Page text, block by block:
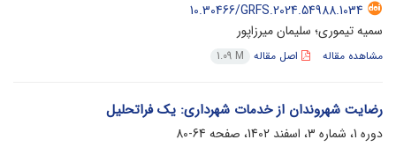
10.30466/GRFS.2024.54988.1034
سمیه تیموری؛ سلیمان میرزاپور
مشاهده مقاله اصل مقاله 1.09 M
رضایت شهروندان از خدمات شهرداری: یک فراتحلیل
دوره 1، شماره 3، اسفند 1402، صفحه
64-80